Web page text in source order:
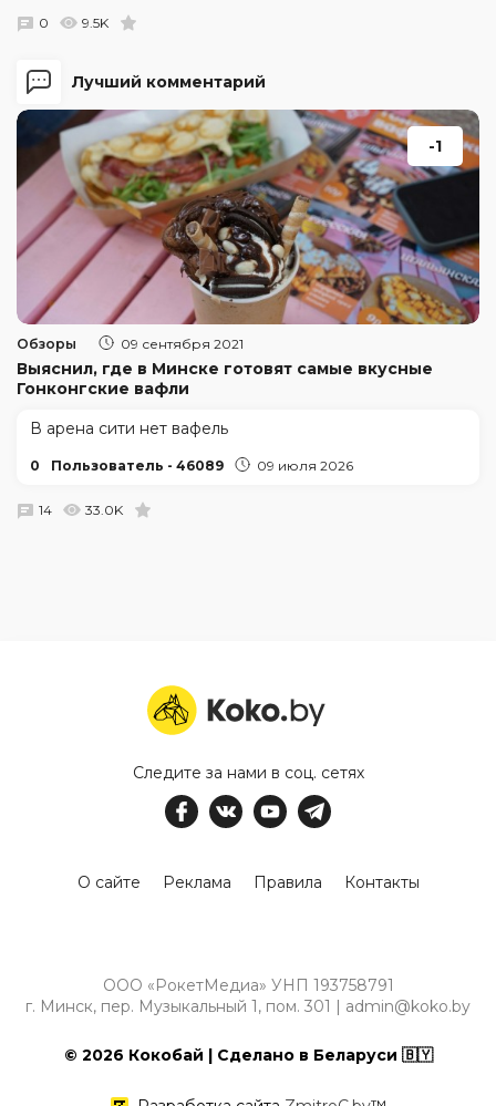
Лучший комментарий
-1
Обзоры 09 сентября 2021
Выяснил, где в Минске готовят самые вкусные
Гонконгские вафли
В арена сити нет вафель
0 Пользователь - 46089 09 июля 2026
14 33.0K
0 9.5K
Следите за нами в соц. сетях
О сайте Реклама Правила Контакты
ООО «РокетМедиа» УНП 193758791
г. Минск, пер. Музыкальный 1, пом. 301 | admin@koko.by
© 2026 Кокобай | Сделано в Беларуси 🇧🇾